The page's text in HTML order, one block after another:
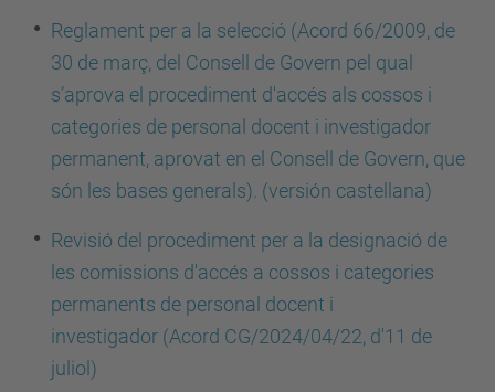
Reglament per a la selecció (Acord 66/2009, de
30 de març, del Consell de Govern pel qual
s’aprova el procediment d'accés als cossos i
categories de personal docent i investigador
permanent, aprovat en el Consell de Govern, que
són les bases generals). (versión castellana)
Revisió del procediment per a la designació de
les comissions d'accés a cossos i categories
permanents de personal docent i
investigador (Acord CG/2024/04/22, d'11 de
juliol )